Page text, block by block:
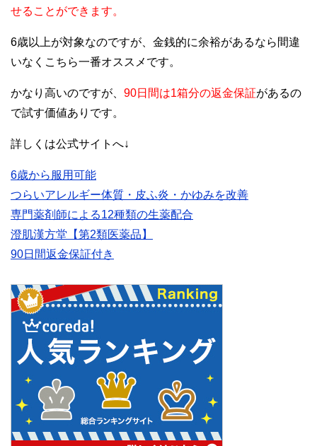
せることができます。
6歳以上が対象なのですが、金銭的に余裕があるなら間違
いなくこちら一番オススメです。
かなり高いのですが、 90日間は1箱分の返金保証があるの
で試す価値ありです。
詳しくは公式サイトへ↓
6歳から服用可能
つらいアレルギー体質・皮ふ炎・かゆみを改善
専門薬剤師による12種類の生薬配合
澄肌漢方堂【第2類医薬品】
90日間返金保証付き